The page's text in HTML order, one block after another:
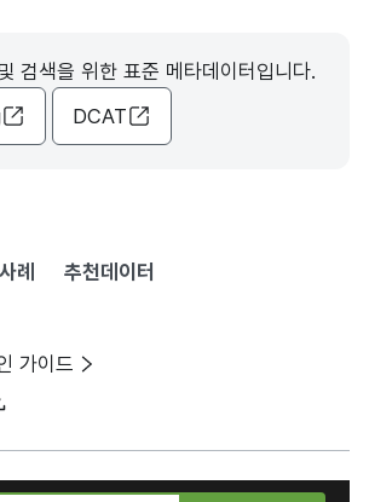
검색을 위한 표준 메타데이터입니다.
DCAT
례 추천데이터
가이드